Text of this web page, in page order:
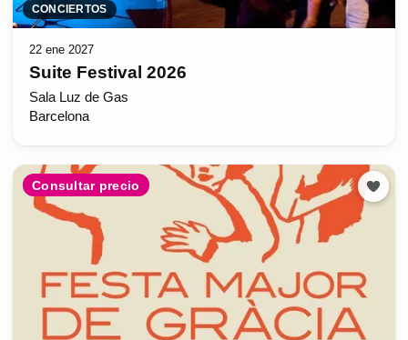
CONCIERTOS
22 ene 2027
Suite Festival 2026
Sala Luz de Gas
Barcelona
Consultar precio